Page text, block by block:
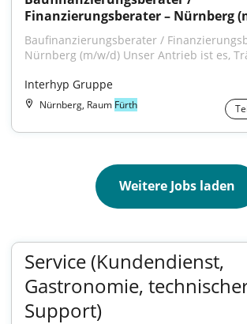
Finanzierungsberater – Nürnberg
Baufinanzierungsberater /
Nürnberg (m/w/d) Unser Antrieb ist es,
Interhyp Gruppe
Nürnberg, Raum Fürth
Weitere Jobs laden
Service (Kundendienst,
Gastronomie,
Support)